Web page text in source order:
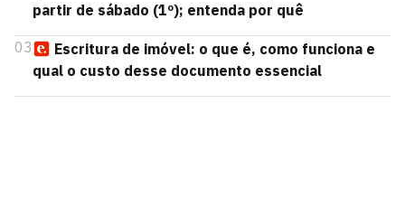
partir de sábado (1º); entenda por quê
03
Escritura de imóvel: o que é, como funciona e
qual o custo desse documento essencial